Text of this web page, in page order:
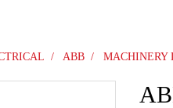
ABB MACHINERY